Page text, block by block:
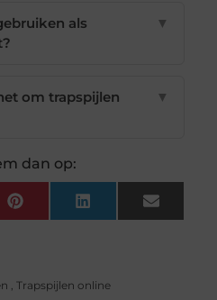
als
▼
om trapspijlen
▼
dan op:
Pinterest LinkedIn Email
, Trapspijlen online